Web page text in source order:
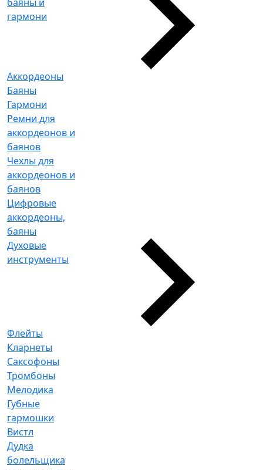
гармони
Аккордеоны
Баяны
Гармони
Ремни для
аккордеонов и
баянов
Чехлы для
аккордеонов и
баянов
Цифровые
аккордеоны,
баяны
Духовые
инструменты
Флейты
Кларнеты
Саксофоны
Тромбоны
Мелодика
Губные
гармошки
Вистл
Дудка
болельщика